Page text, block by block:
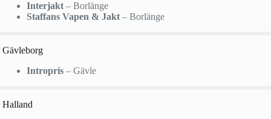
Interjakt – Borlänge
Staffans Vapen & Jakt – Borlänge
Gävleborg
Intropris – Gävle
Halland